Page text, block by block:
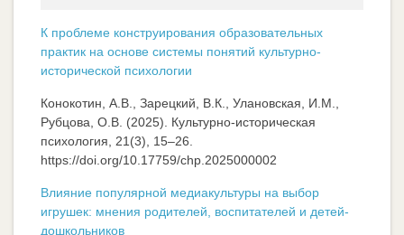
К проблеме конструирования образовательных
практик на основе системы понятий культурно-
исторической психологии
Конокотин, А.В., Зарецкий, В.К., Улановская, И.М.,
Рубцова, О.В. (2025). Культурно-историческая
психология, 21(3), 15–26.
https://doi.org/10.17759/chp.2025000002
Влияние популярной медиакультуры на выбор
игрушек: мнения родителей, воспитателей и детей-
дошкольников